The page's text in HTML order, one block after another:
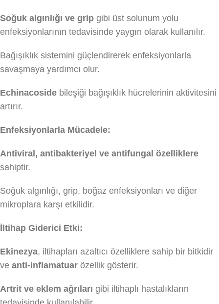
Soğuk algınlığı ve grip gibi üst solunum yolu
enfeksiyonlarının tedavisinde yaygın olarak kullanılır.
Bağışıklık sistemini güçlendirerek enfeksiyonlarla
savaşmaya yardımcı olur.
Echinacoside bileşiği bağışıklık hücrelerinin aktivitesini
artırır.
Enfeksiyonlarla Mücadele:
Antiviral, antibakteriyel ve antifungal özelliklere
sahiptir.
Soğuk algınlığı, grip, boğaz enfeksiyonları ve diğer
mikroplara karşı etkilidir.
İltihap Giderici Etki:
Ekinezya, iltihapları azaltıcı özelliklere sahip bir bitkidir
ve anti-inflamatuar özellik gösterir.
Artrit ve eklem ağrıları gibi iltihaplı hastalıkların